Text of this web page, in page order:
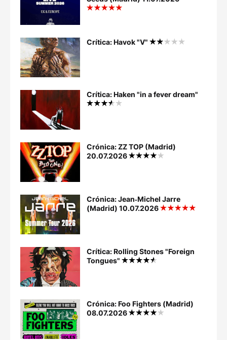
Crítica: Havok "V"
Crítica: Haken "in a fever dream"
Crónica: ZZ TOP (Madrid)
20.07.2026
Crónica: Jean‐Michel Jarre
(Madrid) 10.07.2026
Crítica: Rolling Stones "Foreign
Tongues"
Crónica: Foo Fighters (Madrid)
08.07.2026